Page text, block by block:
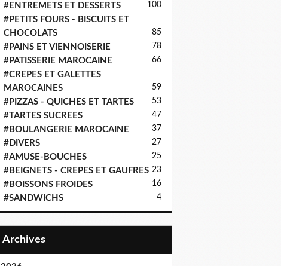
#ENTREMETS ET DESSERTS 100
#PETITS FOURS - BISCUITS ET
CHOCOLATS
85
#PAINS ET VIENNOISERIE 78
#PATISSERIE MAROCAINE 66
#CREPES ET GALETTES
MAROCAINES
59
#PIZZAS - QUICHES ET TARTES 53
#TARTES SUCREES 47
#BOULANGERIE MAROCAINE 37
#DIVERS 27
#AMUSE-BOUCHES 25
#BEIGNETS - CREPES ET GAUFRES 23
#BOISSONS FROIDES 16
#SANDWICHS 4
Archives